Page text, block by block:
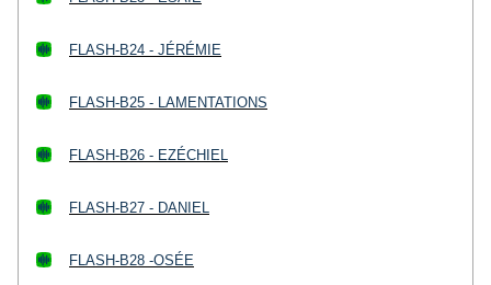
FLASH-B24 - JÉRÉMIE
FLASH-B25 - LAMENTATIONS
FLASH-B26 - EZÉCHIEL
FLASH-B27 - DANIEL
FLASH-B28 -OSÉE